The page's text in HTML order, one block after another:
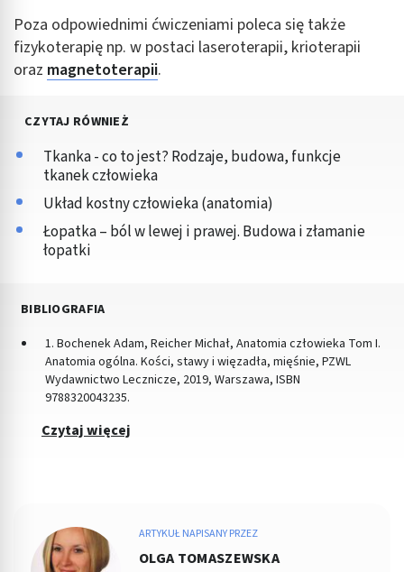
Poza odpowiednimi ćwiczeniami poleca się także
fizykoterapię np. w postaci laseroterapii, krioterapii
oraz magnetoterapii.
CZYTAJ RÓWNIEŻ
Tkanka - co to jest? Rodzaje, budowa, funkcje
tkanek człowieka
Układ kostny człowieka (anatomia)
Łopatka – ból w lewej i prawej. Budowa i złamanie
łopatki
BIBLIOGRAFIA
1. Bochenek Adam, Reicher Michał, Anatomia człowieka Tom I.
Anatomia ogólna. Kości, stawy i więzadła, mięśnie, PZWL
Wydawnictwo Lecznicze, 2019, Warszawa, ISBN
9788320043235.
Czytaj więcej
ARTYKUŁ NAPISANY PRZEZ
OLGA TOMASZEWSKA